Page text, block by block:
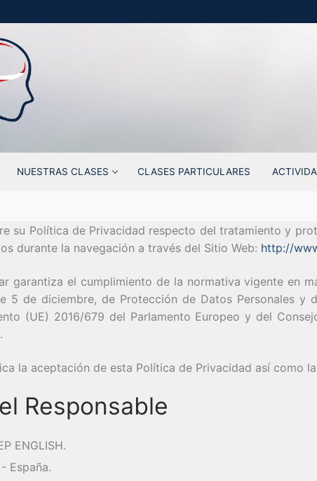
NUESTRAS CLASES CLASES PARTICULARES
su Política de Privacidad respecto del tratamiento y
durante la navegación a través del Sitio Web: http://
garantiza el cumplimiento de la normativa vigente en
5 de diciembre, de Protección de Datos Personales y
(UE) 2016/679 del Parlamento Europeo y del
la aceptación de esta Política de Privacidad así como
Responsable
ENGLISH.
España.